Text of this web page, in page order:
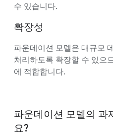
수 있습니다.
확장성
파운데이션 모델은 대규모
처리하도록 확장할 수 있으
에 적합합니다.
파운데이션 모델의 과
요?